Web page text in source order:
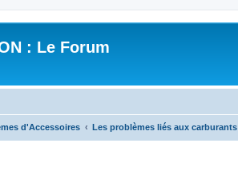
: Le Forum
d'Accessoires Les problèmes liés aux carburants